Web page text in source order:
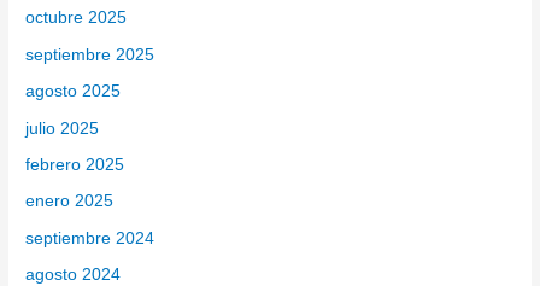
octubre 2025
septiembre 2025
agosto 2025
julio 2025
febrero 2025
enero 2025
septiembre 2024
agosto 2024